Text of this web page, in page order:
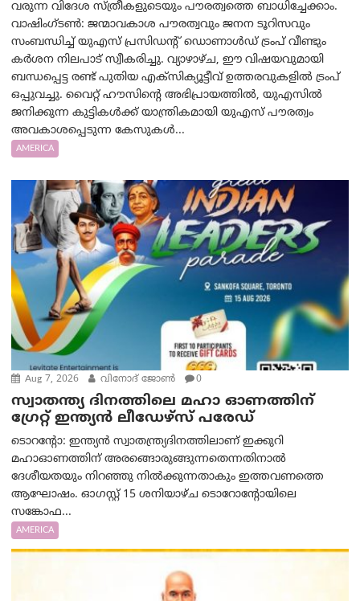
വരുന്ന വിദേശ സ്ത്രീകളുടെയും പൗരത്വത്തെ ബാധിച്ചേക്കാം.
വാഷിംഗ്ടണ്‍: ജന്മാവകാശ പൗരത്വവും ജനന ടൂറിസവും
സംബന്ധിച്ച് യുഎസ് പ്രസിഡന്റ് ഡൊണാൾഡ് ട്രംപ് വീണ്ടും
കർശന നിലപാട് സ്വീകരിച്ചു. വ്യാഴാഴ്ച, ഈ വിഷയവുമായി
ബന്ധപ്പെട്ട രണ്ട് പുതിയ എക്സിക്യൂട്ടീവ് ഉത്തരവുകളിൽ ട്രംപ്
ഒപ്പുവച്ചു. വൈറ്റ് ഹൗസിന്റെ അഭിപ്രായത്തിൽ, യുഎസിൽ
ജനിക്കുന്ന കുട്ടികൾക്ക് യാന്ത്രികമായി യുഎസ് പൗരത്വം
അവകാശപ്പെടുന്ന കേസുകൾ...
AMERICA
Aug 7, 2026 വിനോദ് ജോൺ 0
സ്വാതന്ത്യ ദിനത്തിലെ മഹാ ഓണത്തിന്
ഗ്രേറ്റ് ഇന്ത്യൻ ലീഡേഴ്സ് പരേഡ്
ടൊറന്റോ: ഇന്ത്യൻ സ്വാതന്ത്ര്യദിനത്തിലാണ് ഇക്കുറി
മഹാഓണത്തിന് അരങ്ങൊരുങ്ങുന്നതെന്നതിനാൽ
ദേശീയതയും നിറഞ്ഞു നിൽക്കുന്നതാകും ഇത്തവണത്തെ
ആഘോഷം. ഓഗസ്റ്റ് 15 ശനിയാഴ്ച ടൊറോന്റോയിലെ
സങ്കോഫ...
AMERICA